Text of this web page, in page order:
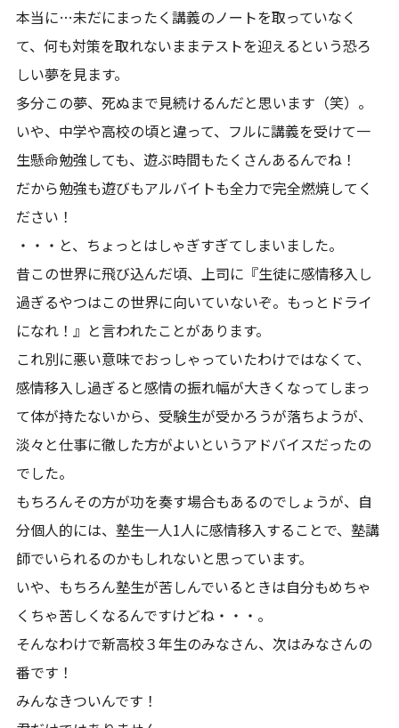
本当に…未だにまったく講義のノートを取っていなく
て、何も対策を取れないままテストを迎えるという恐ろ
しい夢を見ます。
多分この夢、死ぬまで見続けるんだと思います（笑）。
いや、中学や高校の頃と違って、フルに講義を受けて一
生懸命勉強しても、遊ぶ時間もたくさんあるんでね！
だから勉強も遊びもアルバイトも全力で完全燃焼してく
ださい！
・・・と、ちょっとはしゃぎすぎてしまいました。
昔この世界に飛び込んだ頃、上司に『生徒に感情移入し
過ぎるやつはこの世界に向いていないぞ。もっとドライ
になれ！』と言われたことがあります。
これ別に悪い意味でおっしゃっていたわけではなくて、
感情移入し過ぎると感情の振れ幅が大きくなってしまっ
て体が持たないから、受験生が受かろうが落ちようが、
淡々と仕事に徹した方がよいというアドバイスだったの
でした。
もちろんその方が功を奏す場合もあるのでしょうが、自
分個人的には、塾生一人1人に感情移入することで、塾講
師でいられるのかもしれないと思っています。
いや、もちろん塾生が苦しんでいるときは自分もめちゃ
くちゃ苦しくなるんですけどね・・・。
そんなわけで新高校３年生のみなさん、次はみなさんの
番です！
みんなきついんです！